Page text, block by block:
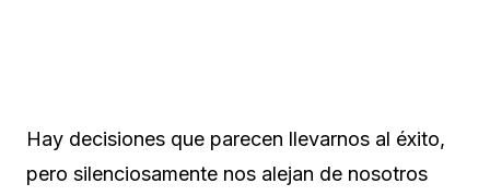
Hay decisiones que parecen llevarnos al éxito,
pero silenciosamente nos alejan de nosotros